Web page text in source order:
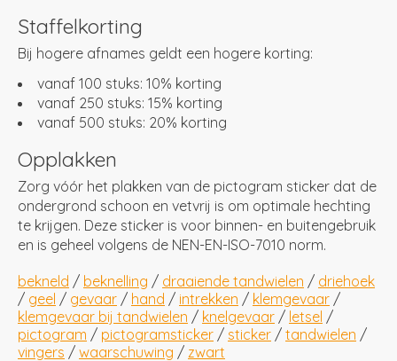
Staffelkorting
Bij hogere afnames geldt een hogere korting:
vanaf 100 stuks: 10% korting
vanaf 250 stuks: 15% korting
vanaf 500 stuks: 20% korting
Opplakken
Zorg vóór het plakken van de pictogram sticker dat de
ondergrond schoon en vetvrij is om optimale hechting
te krijgen. Deze sticker is voor binnen- en buitengebruik
en is geheel volgens de NEN-EN-ISO-7010 norm.
bekneld / beknelling / draaiende tandwielen / driehoek
/ geel / gevaar / hand / intrekken / klemgevaar /
klemgevaar bij tandwielen / knelgevaar / letsel /
pictogram / pictogramsticker / sticker / tandwielen /
vingers / waarschuwing / zwart